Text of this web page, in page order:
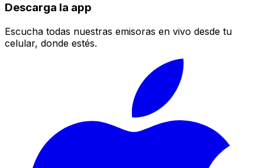
Descarga la app
Escucha todas nuestras emisoras en vivo desde tu
celular, donde estés.